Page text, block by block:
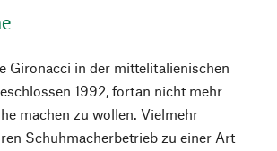
Gironacci in der mittelitalienischen
1992, fortan nicht mehr
machen zu wollen. Vielmehr
Schuhmacherbetrieb zu einer Art